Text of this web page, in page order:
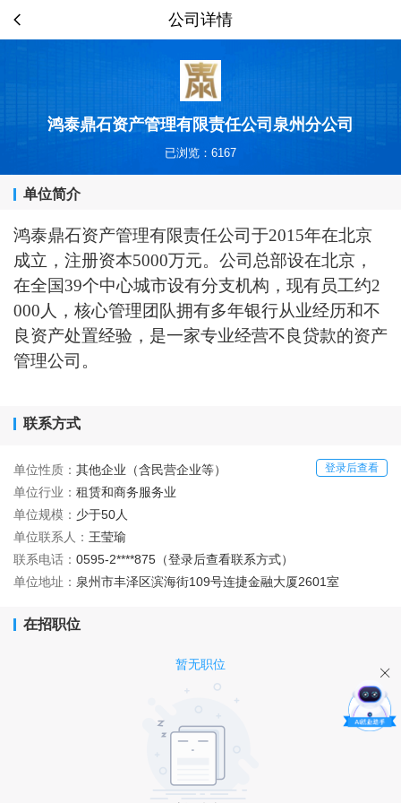
公司详情
鸿泰鼎石资产管理有限责任公司泉州分公司
已浏览：6167
单位简介
鸿泰鼎石资产管理有限责任公司于2015年在北京
成立， 注册资本5000万元。公司总部设在北京，
在全国39个中心城市设有分支机构，现有员工约2
000人 ，核心管理团队拥有多年银行从业经历和不
良资产处置经验，是一家专业经营不良贷款的资产
管理公司。
联系方式
登录后查看
单位性质： 其他企业（含民营企业等）
单位行业： 租赁和商务服务业
单位规模： 少于50人
单位联系人： 王莹瑜
联系电话： 0595-2****875（登录后查看联系方式）
单位地址： 泉州市丰泽区滨海街109号连捷金融大厦2601室
在招职位
暂无职位